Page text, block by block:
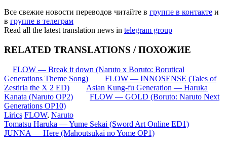
Все свежие новости переводов читайте в группе в контакте и
в группе в телеграм
Read all the latest translation news in telegram group
RELATED TRANSLATIONS / ПОХОЖИЕ
FLOW — Break it down (Naruto x Boruto: Borutical
Generations Theme Song)
FLOW — INNOSENSE (Tales of
Zestiria the X 2 ED)
Asian Kung-fu Generation — Haruka
Kanata (Naruto OP2)
FLOW — GOLD (Boruto: Naruto Next
Generations OP10)
Lirics FLOW, Naruto
Запись
навигация
Tomatsu Haruka — Yume Sekai (Sword Art Online ED1)
JUNNA — Here (Mahoutsukai no Yome OP1)